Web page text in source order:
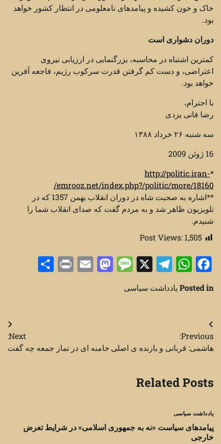
خاک و خون کشیده و پیامدهای نامعلومی در انتظار کشور خواهد
بود.
دوران دشواری است
کمترین اشتباه در محاسبه، بزرگنمایی در ارزیابی نیروی
اعتراضی، و دست کم گرفتن قدرت سرکوب رژیم، فاجعه آفرین
خواهد بود.
با احترام،
رضا فانی یزدی
سه شنبه ۲۶ خرداد ۱۳۸۸
16 ژوئن 2009
*
http://politic.iran-
emrooz.net/index.php?/politic/more/18160/
**اشاره به صحبت شاه در دوران انقلاب بهمن 1357 که در
تلویزیون ظاهر شد و به مردم گفت که صدای انقلاب شما را
شنیدم.
Post Views: 1,505
Facebook
WhatsApp
Telegram
X
Message
Mastodon
Email
Print
Posted in یادداشت سیاسی
راهبری
نوشته
Previous:
هاشمی: قربانی و بازنده ی اصلی
Next:
خامنه ای در نماز جمعه چه گفت
Related Posts
یادداشت سیاسی
پیامدهای سیاست «نه به جمهوری اسلامی» در شرایط تعرض
خارجی